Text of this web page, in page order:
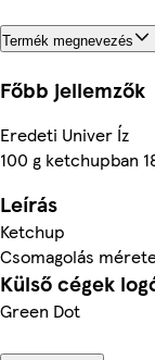
Termék megnevezés
Főbb jellemzők
Eredeti Univer Íz
100 g ketchupban
Leírás
Ketchup
Csomagolás
Külső cégek
Green Dot